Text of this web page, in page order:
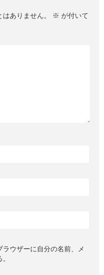
ありません。 ※ が付いて
ウザーに自分の名前、メ